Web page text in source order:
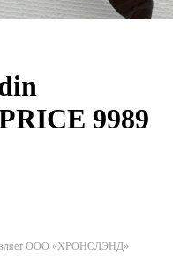
9989
ООО «ХРОНОЛЭНД»